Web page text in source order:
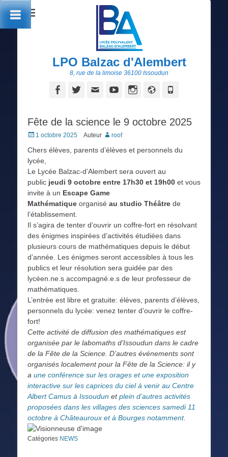
LPO Balzac d'Alembert
8, rue de la limoise 36100 Issoudun
FacebookTwitterAdresseYouTubeInstagram
Site
Fête de la science le 9 octobre 2025
Posted
1 octobre 2025 Auteur roof
Chers élèves, parents d’élèves et personnels du
lycée,
Le Lycée Balzac-d’Alembert sera ouvert au
public jeudi 9 octobre entre 17h30 et 19h00 et vous
invite à un Escape Game
Mathématique organisé au studio Théâtre de
l’établissement.
Il s’agira de tenter d’ouvrir un coffre-fort en résolvant
des énigmes inspirées d’activités étudiées dans
plusieurs cours de mathématiques depuis le début
d’année. Les énigmes seront accessibles à tous les
publics et leur résolution sera guidée par des
lycéen.ne.s accompagné.e.s de leur professeur de
mathématiques.
L’entrée est libre et gratuite: élèves, parents d’élèves,
personnels du lycée: venez tenter d’ouvrir le coffre-
fort!
Cette activité de diffusion des mathématiques est
organisée par le labomaths d’Issoudun dans le cadre
de la Fête de la Science. D’autres événements sont
organisés localement pour la Fête de la Science: il y
a une conférence sur les orages et une exposition
interactive sur les caprices du ciel à venir au Centre
Albert Camus à Issoudun etplein d’autres activités
proposées dans les villages des sciences samedi 11
octobre à Châteauroux et à Bourges notamment.
Catégories NEWS